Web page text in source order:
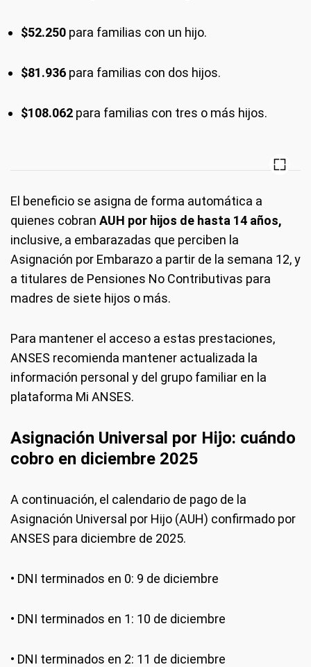
$52.250 para familias con un hijo.
$81.936 para familias con dos hijos.
$108.062 para familias con tres o más hijos.
El beneficio se asigna de forma automática a
quienes cobran AUH por hijos de hasta 14 años,
inclusive, a embarazadas que perciben la
Asignación por Embarazo a partir de la semana 12, y
a titulares de Pensiones No Contributivas para
madres de siete hijos o más.
Para mantener el acceso a estas prestaciones,
ANSES recomienda mantener actualizada la
información personal y del grupo familiar en la
plataforma Mi ANSES.
Asignación Universal por Hijo: cuándo
cobro en diciembre 2025
A continuación, el calendario de pago de la
Asignación Universal por Hijo (AUH) confirmado por
ANSES para diciembre de 2025.
• DNI terminados en 0: 9 de diciembre
• DNI terminados en 1: 10 de diciembre
• DNI terminados en 2: 11 de diciembre